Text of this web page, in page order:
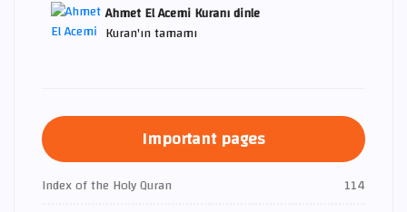
Ahmet El Acemi Kuranı dinle
Kuran'ın tamamı
Important pages
Index of the Holy Quran
114